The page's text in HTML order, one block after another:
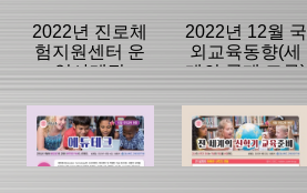
2023/02/16
2023/02/01
2022년 진로체
험지원센터 운
영사례집
분류명 : 교육자
료
2022년 12월 국
외교육동향(세
계의 국제 교류)
분류명 : 국외교
육동향